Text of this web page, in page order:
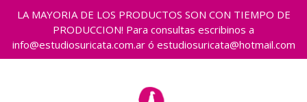
LA MAYORIA DE LOS PRODUCTOS SON CON TIEMPO DE
PRODUCCION! Para consultas escribinos a
info@estudiosuricata.com.ar ó estudiosuricata@hotmail.com